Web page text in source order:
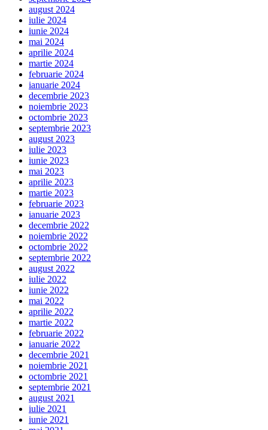
august 2024
iulie 2024
iunie 2024
mai 2024
aprilie 2024
martie 2024
februarie 2024
ianuarie 2024
decembrie 2023
noiembrie 2023
octombrie 2023
septembrie 2023
august 2023
iulie 2023
iunie 2023
mai 2023
aprilie 2023
martie 2023
februarie 2023
ianuarie 2023
decembrie 2022
noiembrie 2022
octombrie 2022
septembrie 2022
august 2022
iulie 2022
iunie 2022
mai 2022
aprilie 2022
martie 2022
februarie 2022
ianuarie 2022
decembrie 2021
noiembrie 2021
octombrie 2021
septembrie 2021
august 2021
iulie 2021
iunie 2021